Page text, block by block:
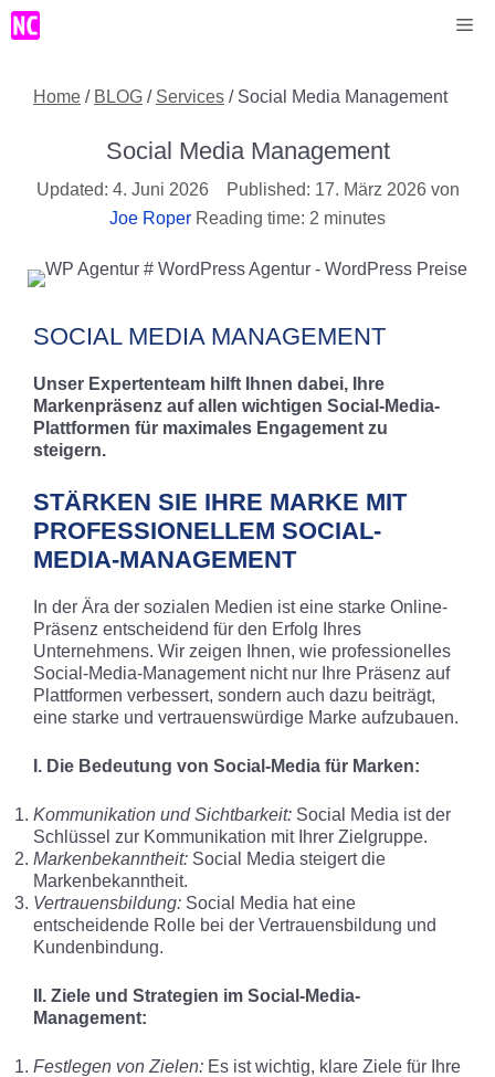
Zum
Inhalt
Home / BLOG / Services / Social Media Management
Social Media Management
4. Juni 2026 17. März 2026 von
Joe Roper Reading time: 2 minutes
SOCIAL MEDIA MANAGEMENT
Unser Expertenteam hilft Ihnen dabei, Ihre
Markenpräsenz auf allen wichtigen Social-Media-
Plattformen für maximales Engagement zu
steigern.
STÄRKEN SIE IHRE MARKE MIT
PROFESSIONELLEM SOCIAL-
MEDIA-MANAGEMENT
In der Ära der sozialen Medien ist eine starke Online-
Präsenz entscheidend für den Erfolg Ihres
Unternehmens. Wir zeigen Ihnen, wie professionelles
Social-Media-Management nicht nur Ihre Präsenz auf
Plattformen verbessert, sondern auch dazu beiträgt,
eine starke und vertrauenswürdige Marke aufzubauen.
I. Die Bedeutung von Social-Media für Marken:
Kommunikation und Sichtbarkeit: Social Media ist der
Schlüssel zur Kommunikation mit Ihrer Zielgruppe.
Markenbekanntheit: Social Media steigert die
Markenbekanntheit.
Vertrauensbildung: Social Media hat eine
entscheidende Rolle bei der Vertrauensbildung und
Kundenbindung.
II. Ziele und Strategien im Social-Media-
Management:
Festlegen von Zielen: Es ist wichtig, klare Ziele für Ihre